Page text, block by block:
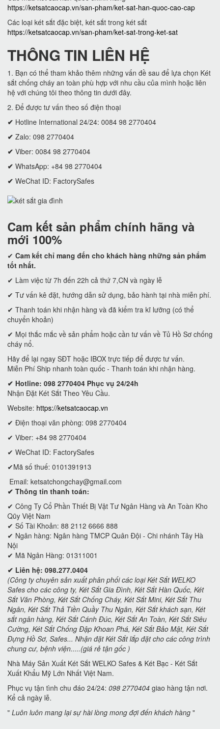
https://ketsatcaocap.vn/san-pham/ket-sat-han-quoc-cao-cap
Các loại két sắt đặc biệt, két sắt trong két sắt
https://ketsatcaocap.vn/san-pham/ket-sat-trong-ket-sat
THÔNG TIN LIÊN HỆ
1. Bạn có thể tham khảo thêm những vấn đề sau để lựa chọn Két
sắt chống cháy an toàn phù hợp với nhu cầu của mình hoặc liên
hệ với chúng tôi theo thông tin dưới đây.
2. Để được tư vấn theo số điện thoại
✔ Hotline International 24/24: 0084 98 2770404
✔ Zalo: 098 2770404
✔ Viber: 0084 98 2770404
✔ WhatsApp: +84 98 2770404
✔ WeChat ID: FactorySafes
Cam kết sản phẩm chính hãng và
mới 100%
✔ Cam kết chỉ mang đến cho khách hàng những sản phẩm
tốt nhất.
✔ Làm việc từ 7h đến 22h cả thứ 7,CN và ngày lễ
✔ Tư vấn kê đặt, hướng dẫn sử dụng, bảo hành tại nhà miễn phí.
✔ Thanh toán khi nhận hàng và đã kiểm tra kĩ lưỡng (có thể
chuyển khoản)
✔ Mọi thắc mắc về sản phẩm hoặc cần tư vấn về Tủ Hồ Sơ chống
cháy nổ.
Hãy để lại ngay SĐT hoặc IBOX trực tiếp để được tư vấn.
Miễn Phí Ship nhanh toàn quốc - Thanh toán khi nhận hàng.
✔ Hotline: 098 2770404 Phục vụ 24/24h
Nhận Đặt Két Sắt Theo Yêu Cầu.
Website: https://ketsatcaocap.vn
✔ Điện thoại văn phòng: 098 2770404
✔ Viber: +84 98 2770404
✔ WeChat ID: FactorySafes
✔Mã số thuế: 0101391913
Email: ketsatchongchay@gmail.com
✔ Thông tin thanh toán:
✔ Công Ty Cổ Phần Thiết Bị Vật Tư Ngân Hàng và An Toàn Kho
Qũy Việt Nam
✔ Số Tài Khoản: 88 2112 6666 888
✔ Ngân hàng: Ngân hàng TMCP Quân Đội - Chi nhánh Tây Hà
Nội
✔ Mã Ngân Hàng: 01311001
✔ Liên hệ: 098.277.0404
(Công ty chuyên sản xuất phân phối các loại Két Sắt WELKO
Safes cho các công ty, Két Sắt Gia Đình, Két Sắt Hàn Quốc, Két
Sắt Văn Phòng, Két Sắt Chống Cháy, Két Sắt Mini, Két Sắt Thu
Ngân, Két Sắt Thả Tiền Quầy Thu Ngân, Két Sắt khách sạn, Két
sắt ngân hàng, Két Sắt Cánh Đúc, Két Sắt An Toàn, Két Sắt Siêu
Cường, Két Sắt Chống Đập Khoan Phá, Két Sắt Bảo Mật, Két Sắt
Đựng Hồ Sơ, Safes... Nhận đặt Két Sắt lắp đặt cho các công trình
chung cư, bệnh viện.....(giá rẻ tận gốc )
Nhà Máy Sản Xuất Két Sắt WELKO Safes & Két Bạc - Két Sắt
Xuất Khẩu Mỹ Lớn Nhất Việt Nam.
Phục vụ tận tình chu đáo 24/24: 098 2770404 giao hàng tận nơi.
Kể cả ngày lễ.
" Luôn luôn mang lại sự hài lòng mong đợi đến khách hàng "